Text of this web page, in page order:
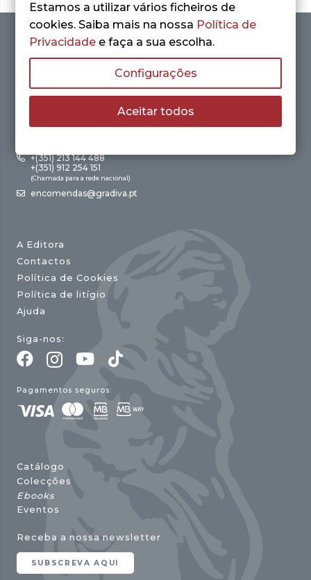
+(351) 213 144 488
+(351) 912 254 151
(Chamada para a rede nacional)
encomendas@gradiva.pt
A Editora
Contactos
Política de Cookies
Política de litígio
Ajuda
Siga-nos:
Pagamentos seguros:
Catálogo
Colecções
Ebooks
Eventos
Receba a nossa newsletter
SUBSCREVA AQUI
Estamos a utilizar vários ficheiros de
cookies. Saiba mais na nossa Política de
Privacidade e faça a sua escolha.
Configurações
Aceitar todos